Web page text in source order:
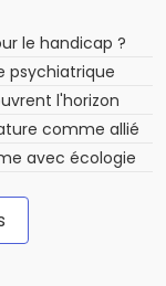
le handicap ?
psychiatrique
l'horizon
comme allié
avec écologie